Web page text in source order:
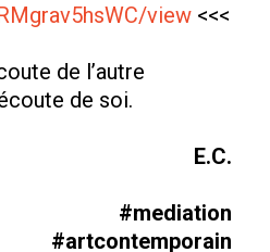
view<<<
de l’autre
de soi.
E.C.
#mediation
#artcontemporain